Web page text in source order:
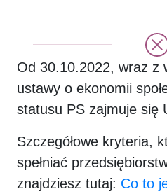
Od 30.10.2022, wraz z
ustawy o ekonomii
statusu PS zajmuje się
Szczegółowe kryteria,
spełniać
znajdziesz tutaj: Co to